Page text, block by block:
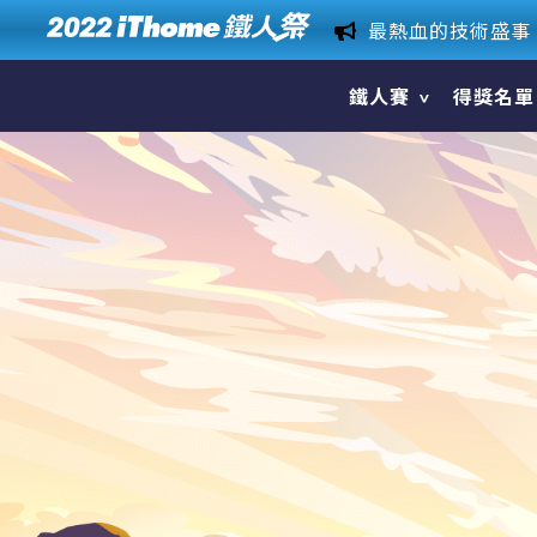
鐵人賽
關於鐵人賽
競賽主題
獎項 & 獎品
活動簡章
得獎名單